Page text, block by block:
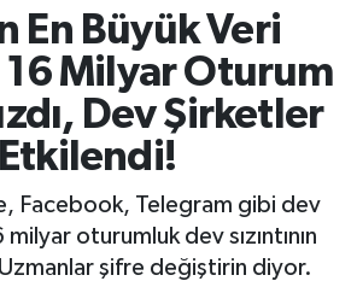
En Büyük Veri
16 Milyar Oturum
Dev Şirketler
Etkilendi!
Facebook, Telegram gibi dev
oturumluk dev sızıntının
şifre değiştirin diyor.